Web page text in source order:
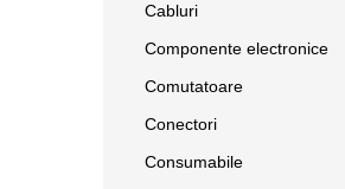
Cabluri
Componente electronice
Comutatoare
Conectori
Consumabile